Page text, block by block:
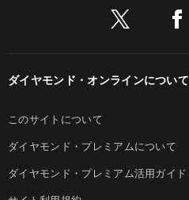
ダイヤモンド・オンラインについて
このサイトについて
ダイヤモンド・プレミアムについて
ダイヤモンド・プレミアム活用ガイド